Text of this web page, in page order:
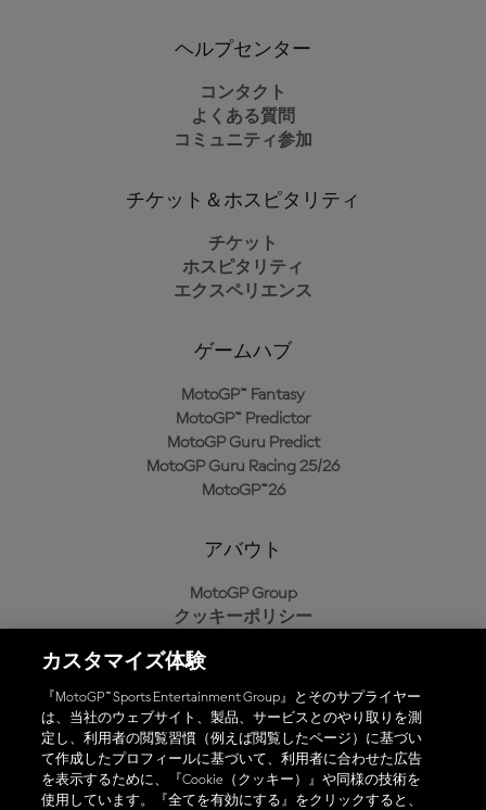
ヘルプセンター
コンタクト
よくある質問
コミュニティ参加
チケット＆ホスピタリティ
チケット
ホスピタリティ
エクスペリエンス
ゲームハブ
MotoGP™ Fantasy
MotoGP™ Predictor
MotoGP Guru Predict
MotoGP Guru Racing 25/26
MotoGP™26
アバウト
MotoGP Group
クッキーポリシー
プライバシーポリシー
購入ポリシー
オフィシャルアプリ
カスタマイズ体験
『MotoGP™ Sports Entertainment Group』とそのサプライヤー
は、当社のウェブサイト、製品、サービスとのやり取りを測
定し、利用者の閲覧習慣（例えば閲覧したページ）に基づい
て作成したプロフィールに基づいて、利用者に合わせた広告
を表示するために、『Cookie（クッキー）』や同様の技術を
使用しています。『全てを有効にする』をクリックすると、